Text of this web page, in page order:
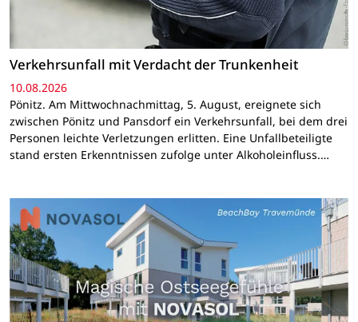
Verkehrsunfall mit Verdacht der Trunkenheit
10.08.2026
Pönitz. Am Mittwochnachmittag, 5. August, ereignete sich
zwischen Pönitz und Pansdorf ein Verkehrsunfall, bei dem drei
Personen leichte Verletzungen erlitten. Eine Unfallbeteiligte
stand ersten Erkenntnissen zufolge unter Alkoholeinfluss.…